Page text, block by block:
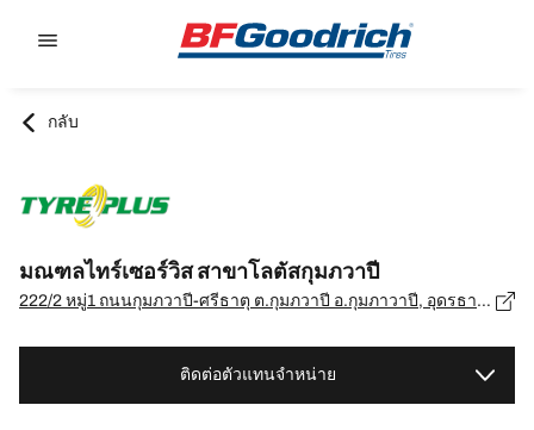
กลับ
มณฑลไทร์เซอร์วิส สาขาโลตัสกุมภวาปี
222/2 หมู่1 ถนนกุมภวาปี-ศรีธาตุ ต.กุมภวาปี อ.กุมภาวาปี, อุดรธานี, อุดรธานี 41110, อ.กุมภาวาปี, อุดรธานี - 41110
ติดต่อตัวแทนจำหน่าย